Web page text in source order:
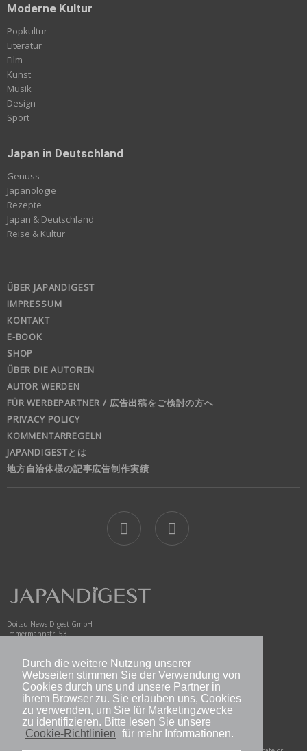
Durch die weitere Nutzung unserer
Webseiten stimmen Sie der Verwendung von
Cookies durch uns und unsere Partner in
ihrem Browser zu. Sie erlauben uns, Cookies
zu verwenden, um Sie für Marketingzwecke
zu identifizieren. Bitte lesen Sie unsere
Cookie-Richtlinien für mehr Informationen.
Moderne Kultur
Popkultur
Literatur
Film
Kunst
Musik
Design
Sport
Japan in Deutschland
Genuss
Japanologie
Rezepte
Japan & Deutschland
Reise & Kultur
ÜBER JAPANDIGEST
IMPRESSUM
KONTAKT
E-BOOK
SHOP
ÜBER DIE AUTOREN
AUTOR WERDEN
FÜR WERBEPARTNER / 広告出稿をご検討の方へ
PRIVACY POLICY
KOMMENTARREGELN
JAPANDIGESTとは
地方自治体様の記事広告制作実績
Doitsu News Digest GmbH
Immermannstr. 53
www.newsdigest.de
info@japandigest.de